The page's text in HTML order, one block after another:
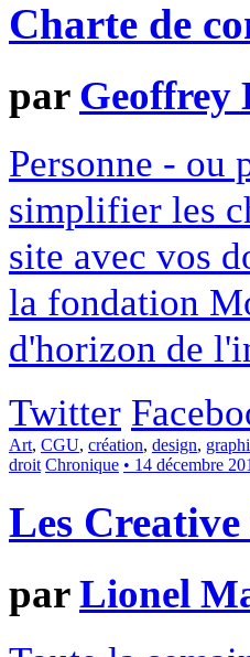
Charte de
par Geoffrey
Personne - ou
simplifier les
site avec vos
la fondation
d'horizon de
Twitter
Art, CGU, création, design,
droit Chronique • 14 décembre
Les
parLionel